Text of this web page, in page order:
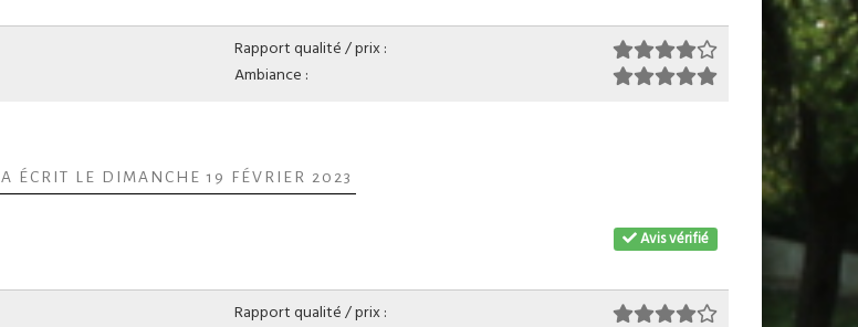
Rapport qualité / prix :
Ambiance :
A ÉCRIT LE DIMANCHE 19 FÉVRIER 2023
Avis vérifié
Rapport qualité / prix :